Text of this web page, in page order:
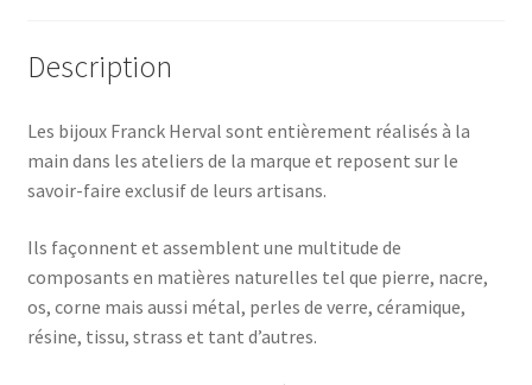
Description
Les bijoux Franck Herval sont entièrement réalisés à la
main dans les ateliers de la marque et reposent sur le
savoir-faire exclusif de leurs artisans.
Ils façonnent et assemblent une multitude de
composants en matières naturelles tel que pierre, nacre,
os, corne mais aussi métal, perles de verre, céramique,
résine, tissu, strass et tant d’autres.